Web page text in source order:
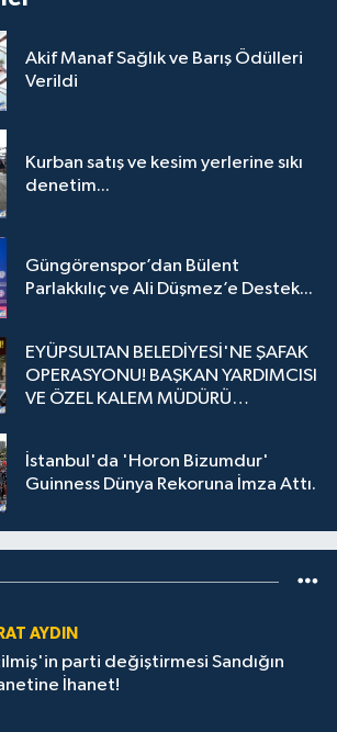
Akif Manaf Sağlık ve Barış Ödülleri
Verildi
Kurban satış ve kesim yerlerine sıkı
denetim...
Güngörenspor’dan Bülent
Parlakkılıç ve Ali Düşmez’e Destek...
EYÜPSULTAN BELEDİYESİ'NE ŞAFAK
OPERASYONU! BAŞKAN YARDIMCISI
VE ÖZEL KALEM MÜDÜRÜ
İstanbul'da 'Horon Bizumdur'
Guinness Dünya Rekoruna İmza Attı.
AYDIN
parti değiştirmesi Sandığın
İhanet!